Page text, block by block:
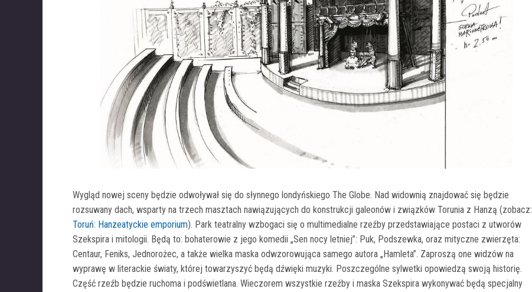
Wygląd nowej sceny będzie odwoływał się do słynnego londyńskiego The Globe. Nad widownią znajdować się będzie
rozsuwany dach, wsparty na trzech masztach nawiązujących do konstrukcji galeonów i związków Torunia z Hanzą (zobacz:
Toruń: Hanzeatyckie emporium). Park teatralny wzbogaci się o multimedialne rzeźby przedstawiające postaci z utworów
Szekspira i mitologii. Będą to: bohaterowie z jego komedii „Sen nocy letniej”: Puk, Podszewka, oraz mityczne zwierzęta:
Centaur, Feniks, Jednorożec, a także wielka maska odwzorowująca samego autora „Hamleta”. Zaproszą one widzów na
wyprawę w literackie światy, której towarzyszyć będą dźwięki muzyki. Poszczególne sylwetki opowiedzą swoją historię.
Część rzeźb będzie ruchoma i podświetlana. Wieczorem wszystkie rzeźby i maska Szekspira wykonywać będą specjalny